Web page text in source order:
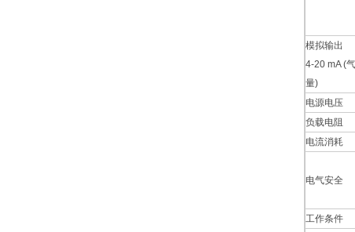
模拟输出
4-20 mA (
量)
电源电压
负载电阻
电流消耗
电气安全
工作条件